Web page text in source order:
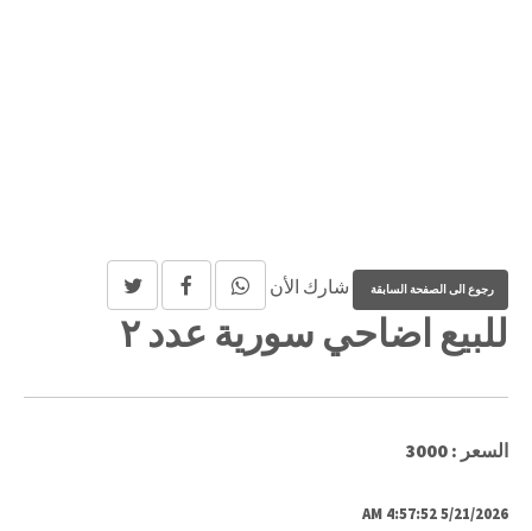
شارك الأن
للبيع اضاحي سورية عدد ٢
السعر : 3000
5/21/2026 4:57:52 AM